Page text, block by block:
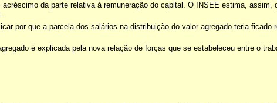
da parte relativa à remuneração do capital. O INSEE estima, assim,
por que a parcela dos salários na distribuição do valor agregado teria ficado
é explicada pela nova relação de forças que se estabeleceu entre o